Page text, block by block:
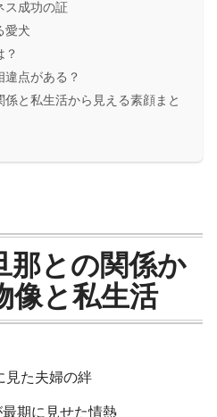
ス成功の証
愛犬
？
点がある？
と私生活から見える素顔まと
那との関係か
像と私生活
見た夫婦の絆
期に見せた情熱